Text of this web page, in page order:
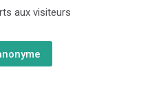
aux visiteurs